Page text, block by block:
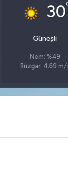
30
Güneşli
Nem: %49
Rüzgar: 4.69 m/